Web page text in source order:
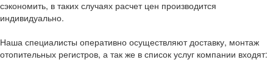
сэкономить, в таких случаях расчет цен производится
индивидуально.
Наша специалисты оперативно осуществляют доставку, монтаж
отопительных регистров, а так же в список услуг компании входят: